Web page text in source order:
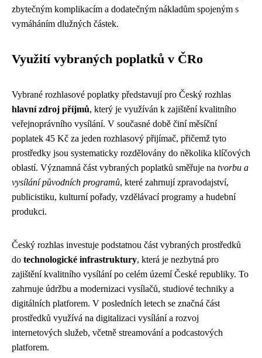
zbytečným komplikacím a dodatečným nákladům spojeným s
vymáháním dlužných částek.
Využití vybraných poplatků v ČRo
Vybrané rozhlasové poplatky představují pro Český rozhlas
hlavní zdroj příjmů, který je využíván k zajištění kvalitního
veřejnoprávního vysílání. V současné době činí měsíční
poplatek 45 Kč za jeden rozhlasový přijímač, přičemž tyto
prostředky jsou systematicky rozdělovány do několika klíčových
oblastí. Významná část vybraných poplatků směřuje na tvorbu a
vysílání původních programů, které zahrnují zpravodajství,
publicistiku, kulturní pořady, vzdělávací programy a hudební
produkci.
Český rozhlas investuje podstatnou část vybraných prostředků
do technologické infrastruktury, která je nezbytná pro
zajištění kvalitního vysílání po celém území České republiky. To
zahrnuje údržbu a modernizaci vysílačů, studiové techniky a
digitálních platforem. V posledních letech se značná část
prostředků využívá na digitalizaci vysílání a rozvoj
internetových služeb, včetně streamování a podcastových
platforem.